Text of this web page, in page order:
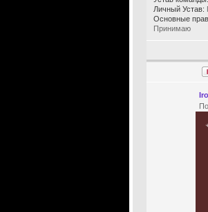
Личный Устав:
Основные
Принимаю